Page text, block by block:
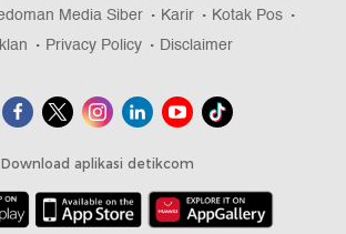
Media Siber Karir
Kotak Pos
Privacy Policy Disclaimer
Download aplikasi detikcom